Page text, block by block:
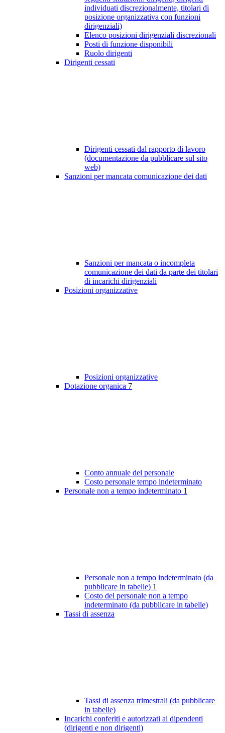
individuati discrezionalmente, titolari di
posizione organizzativa con funzioni
dirigenziali)
Elenco posizioni dirigenziali discrezionali
Posti di funzione disponibili
Ruolo dirigenti
Dirigenti cessati
Dirigenti cessati dal rapporto di lavoro
(documentazione da pubblicare sul sito
web)
Sanzioni per mancata comunicazione dei dati
Sanzioni per mancata o incompleta
comunicazione dei dati da parte dei titolari
di incarichi dirigenziali
Posizioni organizzative
Posizioni organizzative
Dotazione organica 7
Conto annuale del personale
Costo personale tempo indeterminato
Personale non a tempo indeterminato 1
Personale non a tempo indeterminato (da
pubblicare in tabelle) 1
Costo del personale non a tempo
indeterminato (da pubblicare in tabelle)
Tassi di assenza
Tassi di assenza trimestrali (da pubblicare
in tabelle)
Incarichi conferiti e autorizzati ai dipendenti
(dirigenti e non dirigenti)